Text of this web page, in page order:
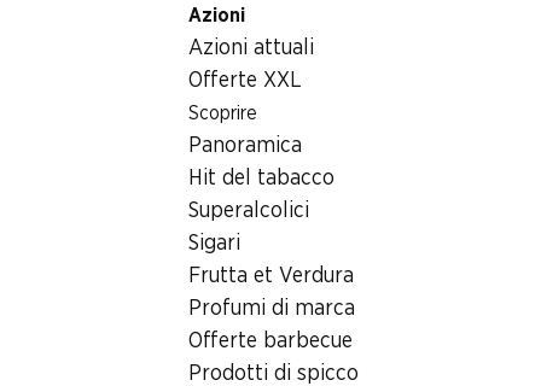
Azioni
Azioni attuali
Offerte XXL
Scoprire
Panoramica
Hit del tabacco
Superalcolici
Sigari
Frutta et Verdura
Profumi di marca
Offerte barbecue
Prodotti di spicco
Generi alimentari
Panino con farina IP-SUISSE
Panino con farina IP-SUISSE